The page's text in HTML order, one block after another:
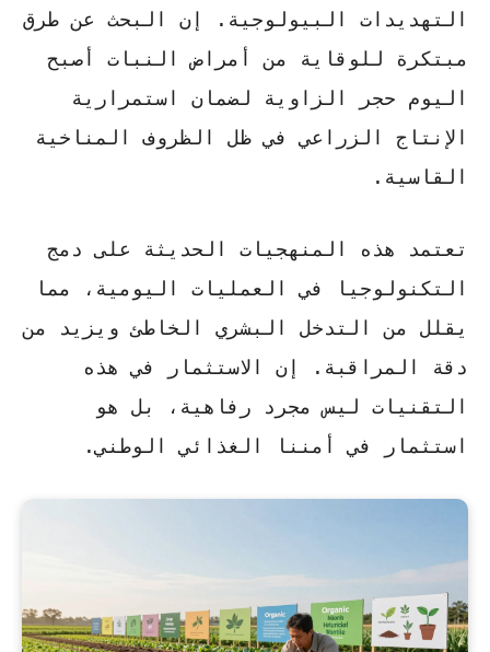
التهديدات البيولوجية. إن البحث عن طرق
مبتكرة للوقاية من أمراض النبات أصبح
اليوم حجر الزاوية لضمان استمرارية
الإنتاج الزراعي في ظل الظروف المناخية
القاسية.
تعتمد هذه المنهجيات الحديثة على دمج
التكنولوجيا في العمليات اليومية، مما
يقلل من التدخل البشري الخاطئ ويزيد من
دقة المراقبة.
إن الاستثمار في هذه
التقنيات ليس مجرد رفاهية، بل هو
استثمار في أمننا الغذائي الوطني.